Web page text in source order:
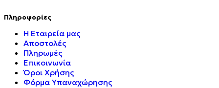
Πληροφορίες
Η Εταιρεία μας
Αποστολές
Πληρωμές
Επικοινωνία
Όροι Χρήσης
Φόρμα Υπαναχώρησης